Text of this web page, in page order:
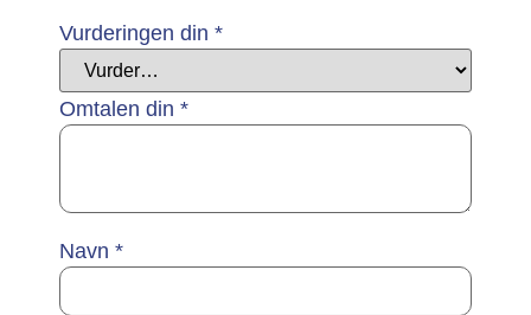
Vurderingen din *
Omtalen din *
Navn *